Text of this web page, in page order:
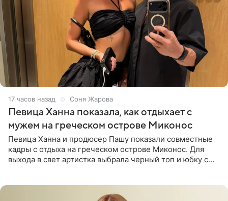
17 часов назад Соня Жарова
Певица Ханна показала, как отдыхает с
мужем на греческом острове Миконос
Певица Ханна и продюсер Пашу показали совместные
кадры с отдыха на греческом острове Миконос. Для
выхода в свет артистка выбрала черный топ и юбку с